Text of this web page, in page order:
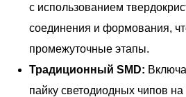
с использованием
соединения и формования,
промежуточные этапы.
Традиционный SMD:
пайку светодиодных чипов